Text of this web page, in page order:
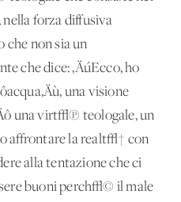
nella forza diffusiva
che non sia un
che dice: ‚ÄúEcco, ho
una visione
una virt√π teologale, un
affrontare la realt√† con
alla tentazione che ci
buoni perch√© il male